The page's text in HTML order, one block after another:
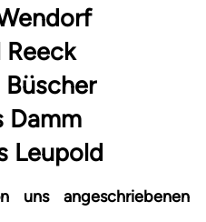
Reeck
Damm
Leupold
angeschriebenen